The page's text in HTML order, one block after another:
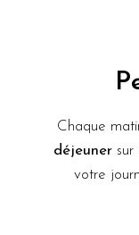
Chaque
déjeunersur
votre